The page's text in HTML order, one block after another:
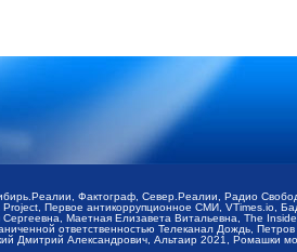
Фактограф, Север.Реалии, Радио
Первое антикоррупционное СМИ, VTimes.io,
Маетная Елизавета Витальевна, The
ответственностью Телеканал Дождь,
Александрович, Альтаир 2021, Ромашки